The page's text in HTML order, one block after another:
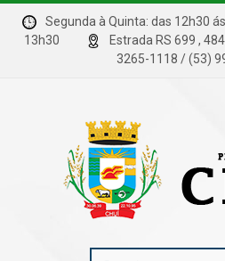
Segunda à Quinta: das 12h30
13h30
Estrada RS 699 ,
3265-1118 / (53)